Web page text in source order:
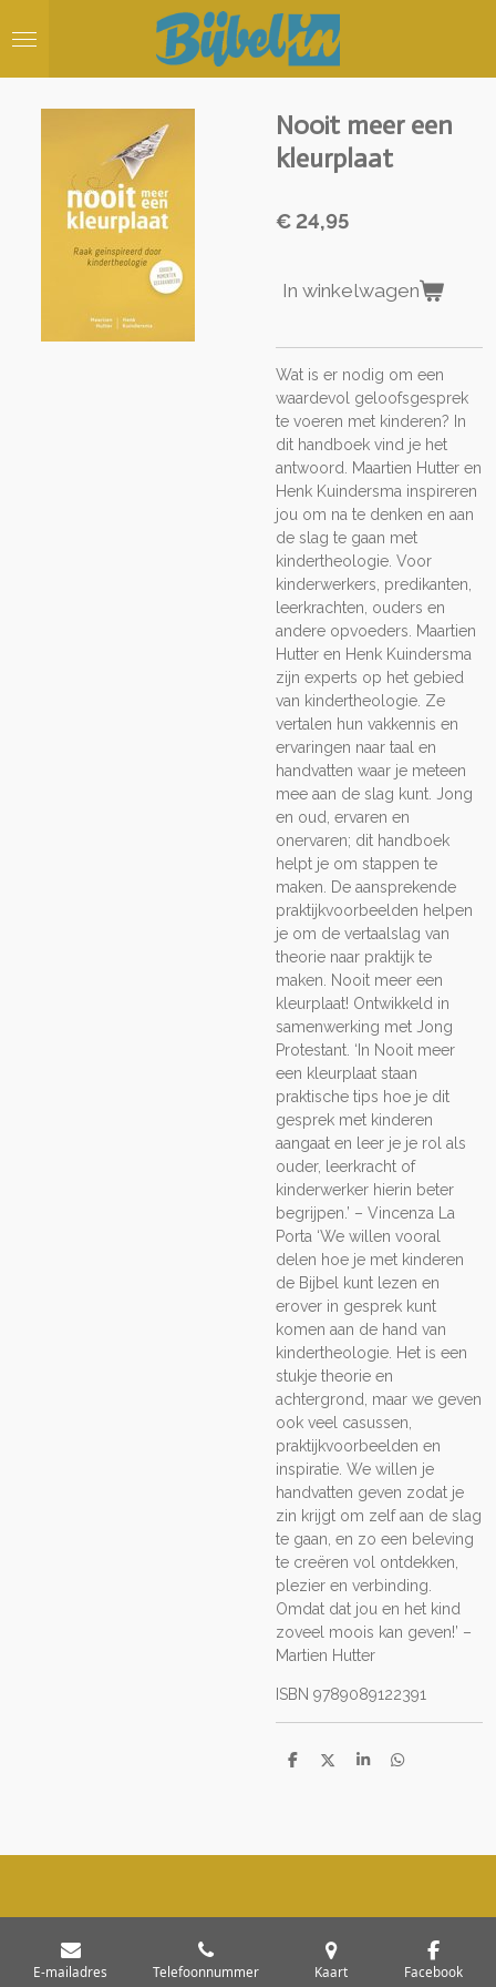
direct
hoofdinhoud
Nooit meer een
kleurplaat
€ 24,95
In winkelwagen
Wat is er nodig om een
waardevol geloofsgesprek
te voeren met kinderen? In
dit handboek vind je het
antwoord. Maartien Hutter en
Henk Kuindersma inspireren
jou om na te denken en aan
de slag te gaan met
kindertheologie. Voor
kinderwerkers, predikanten,
leerkrachten, ouders en
andere opvoeders. Maartien
Hutter en Henk Kuindersma
zijn experts op het gebied
van kindertheologie. Ze
vertalen hun vakkennis en
ervaringen naar taal en
handvatten waar je meteen
mee aan de slag kunt. Jong
en oud, ervaren en
onervaren; dit handboek
helpt je om stappen te
maken. De aansprekende
praktijkvoorbeelden helpen
je om de vertaalslag van
theorie naar praktijk te
maken. Nooit meer een
kleurplaat! Ontwikkeld in
samenwerking met Jong
Protestant. ‘In Nooit meer
een kleurplaat staan
praktische tips hoe je dit
gesprek met kinderen
aangaat en leer je je rol als
ouder, leerkracht of
kinderwerker hierin beter
begrijpen.’ – Vincenza La
Porta ‘We willen vooral
delen hoe je met kinderen
de Bijbel kunt lezen en
erover in gesprek kunt
komen aan de hand van
kindertheologie. Het is een
stukje theorie en
achtergrond, maar we geven
ook veel casussen,
praktijkvoorbeelden en
inspiratie. We willen je
handvatten geven zodat je
zin krijgt om zelf aan de slag
te gaan, en zo een beleving
te creëren vol ontdekken,
plezier en verbinding.
Omdat dat jou en het kind
zoveel moois kan geven!’ –
Martien Hutter
ISBN 9789089122391
D
D
S
D
E-mailadres Telefoonnummer Kaart Facebook